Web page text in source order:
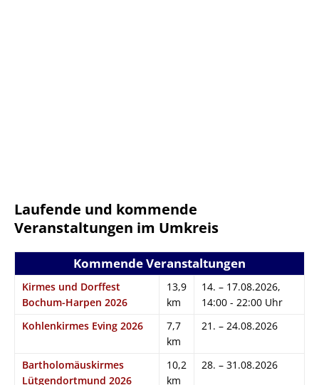
Laufende und kommende
Veranstaltungen im Umkreis
Kommende Veranstaltungen
Kirmes und Dorffest
Bochum-Harpen 2026
13,9
km
14. – 17.08.2026,
14:00 - 22:00 Uhr
Kohlenkirmes Eving 2026
7,7
km
21. – 24.08.2026
Bartholomäuskirmes
Lütgendortmund 2026
10,2
km
28. – 31.08.2026